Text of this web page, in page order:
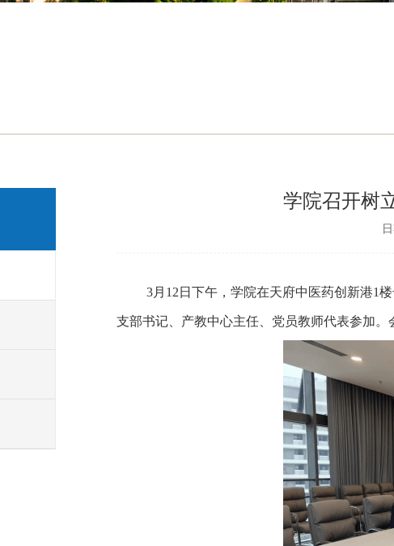
学院召开树
3月12日下午， 学院在天府中医药创新港1
支部书记、 产教中心主任、 党员教师代表参加。